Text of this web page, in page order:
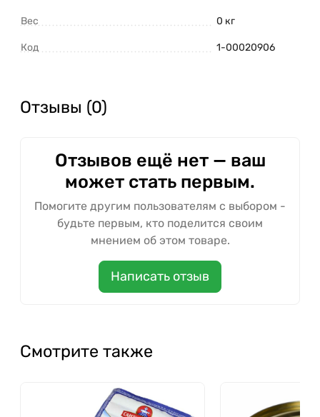
Вес 0 кг
Код 1-00020906
Отзывы (0)
Отзывов ещё нет — ваш
может стать первым.
Помогите другим пользователям с выбором -
будьте первым, кто поделится своим
мнением об этом товаре.
Написать отзыв
Смотрите также